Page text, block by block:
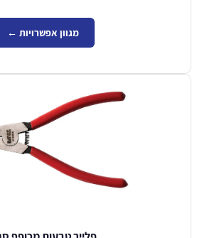
מגוון אפשרויות ←